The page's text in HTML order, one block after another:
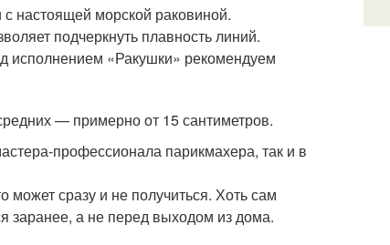
настоящей морской раковиной.
подчеркнуть плавность линий.
исполнением «Ракушки» рекомендуем
— примерно от 15 сантиметров.
профессионала парикмахера, так и в
сразу и не получиться. Хоть сам
заранее, а не перед выходом из дома.